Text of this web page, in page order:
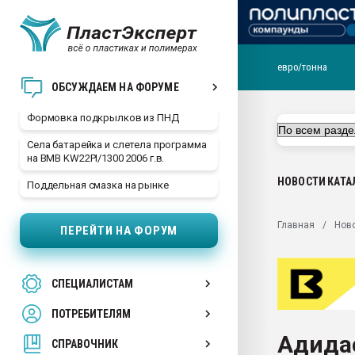
ОБСУЖДАЕМ НА ФОРУМЕ
Формовка подкрылков из ПНД
Села батарейка и слетела программа
на BMB KW22PI/1300 2006 г.в.
Поддельная смазка на рынке
ПЕРЕЙТИ НА ФОРУМ
СПЕЦИАЛИСТАМ
ПОТРЕБИТЕЛЯМ
СПРАВОЧНИК
29.07.2026 ФРП помог
Вакуум-формовочные
28.07.2026
первый план в
пластмасс
ситуацией на
евро/тонна
НОВОСТИ
Главная